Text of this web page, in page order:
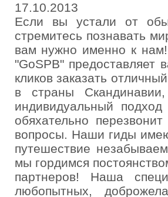
17.10.2013
Если вы устали от
стремитесь познавать
вам нужно именно к
"GoSPB" предоставляет
кликов заказать
в страны
индивидуальный
обяхательно
вопросы. Наши гиды
путешествие
мы гордимся
партнеров! Наша
любопытных,